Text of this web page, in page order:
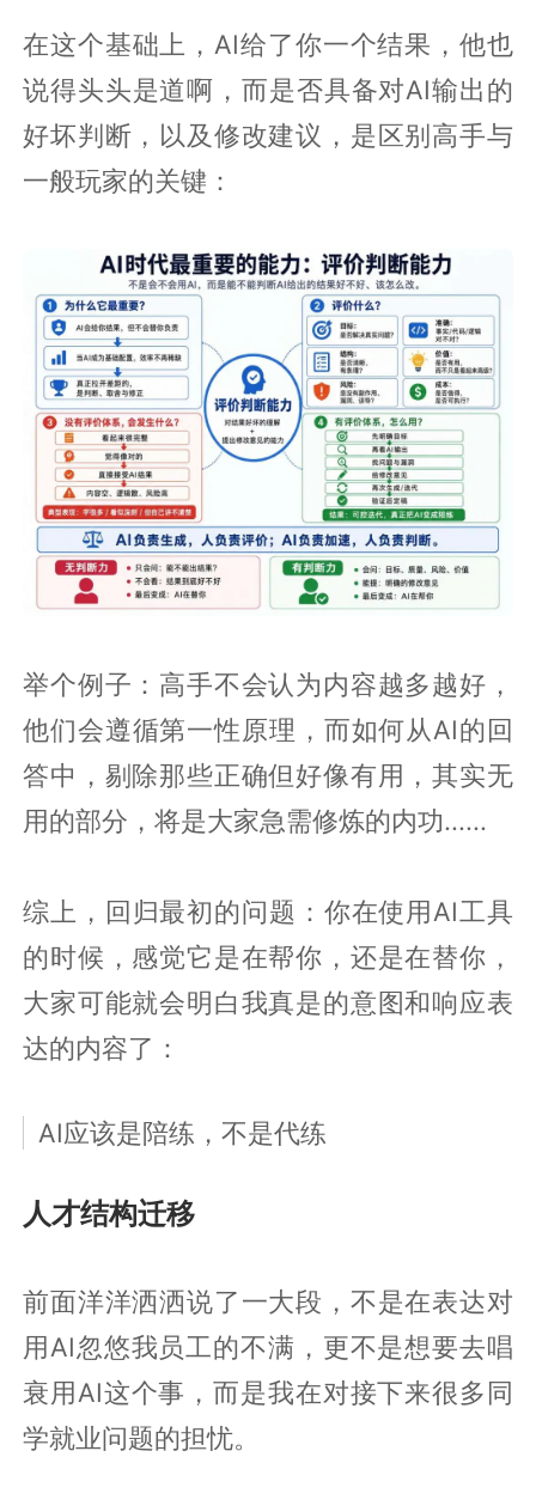
在这个基础上，AI给了你一个结果，他也
说得头头是道啊，而是否具备对AI输出的
好坏判断，以及修改建议，是区别高手与
一般玩家的关键：
举个例子：高手不会认为内容越多越好，
他们会遵循第一性原理，而如何从AI的回
答中，剔除那些正确但好像有用，其实无
用的部分，将是大家急需修炼的内功......
综上，回归最初的问题：你在使用AI工具
的时候，感觉它是在帮你，还是在替你，
大家可能就会明白我真是的意图和响应表
达的内容了：
AI应该是陪练，不是代练
人才结构迁移
前面洋洋洒洒说了一大段，不是在表达对
用AI忽悠我员工的不满，更不是想要去唱
衰用AI这个事，而是我在对接下来很多同
学就业问题的担忧。